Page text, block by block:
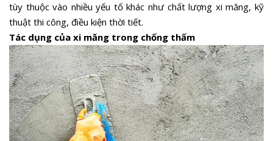
tùy thuộc vào nhiều yếu tố khác như chất lượng xi măng, kỹ
thuật thi công, điều kiện thời tiết.
Tác dụng của xi măng trong chống thấm